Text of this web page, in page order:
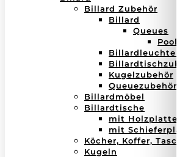
Billard Zubehör
Billard
Queues
Pool
Billardleuchten
Kugelzubehör
Queuezubehör
Billardmöbel
Billardtische
mit Holzplatte
mit
Köcher, Koffer,
Kugeln